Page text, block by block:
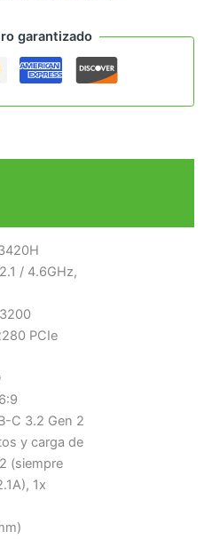
garantizado
/ 4.6GHz,
PCIe
C 3.2 Gen 2
y carga de
(siempre
1x